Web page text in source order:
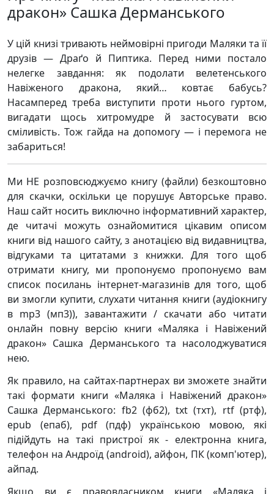
дракон» Сашка Дерманського
У цій книзі тривають неймовірні пригоди Маляки та її
друзів — Драґо й Пиптика. Перед ними постало
нелегке завдання: як подолати велетенського
Навіженого дракона, який… ковтає бабусь?
Насамперед треба виступити проти нього гуртом,
вигадати щось хитромудре й застосувати всю
сміливість. Тож гайда на допомогу — і перемога не
забариться!
Ми НЕ розповсюджуємо книгу (файли) безкоштовно
для скачки, оскільки це порушує Авторське право.
Наш сайт носить виключно інформативний характер,
де читачі можуть ознайомитися цікавим описом
книги від нашого сайту, з анотацією від видавництва,
відгуками та цитатами з книжки. Для того щоб
отримати книгу, ми пропонуємо пропонуємо вам
список посилань інтернет-магазинів для того, щоб
ви змогли купити, слухати читання книги (аудіокнигу
в mp3 (мп3)), завантажити / скачати або читати
онлайн повну версію книги «Маляка і Навіжений
дракон» Сашка Дерманського та насолоджуватися
нею.
Як правило, на сайтах-партнерах ви зможете знайти
такі формати книги «Маляка і Навіжений дракон»
Сашка Дерманського: fb2 (фб2), txt (тхт), rtf (ртф),
epub (епаб), pdf (пдф) українською мовою, які
підійдуть на такі пристрої як - електронна книга,
телефон на Андроїд (android), айфон, ПК (комп'ютер),
айпад.